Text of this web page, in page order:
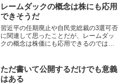
ない限り、そうでないことなどありえな
い。 サッカー（野球でも...
レームダックの概念は株にも応用
できそうだ
習近平の任期廃止や自民党総裁の3選可否
に関連して思ったことだが、レームダッ
クの概念は株価にも応用できるのではな
る期間」ではない。「今現在の権力」自
体が、「あとどれぐらい権...
ただ書いて公開するだけでも意義
はある